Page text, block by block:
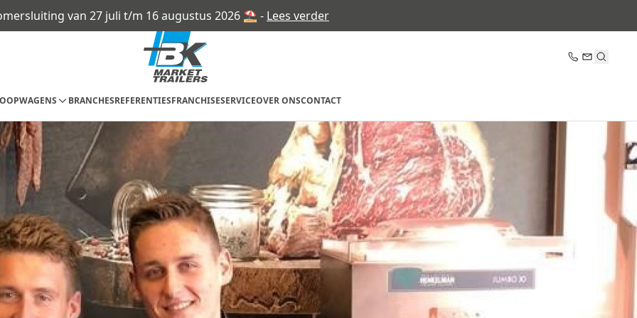
van 27 juli t/m 16 augustus 2026 ⛱ - Lees verder
BRANCHESREFERENTIESFRANCHISESERVICEOVER ONSCONTACT